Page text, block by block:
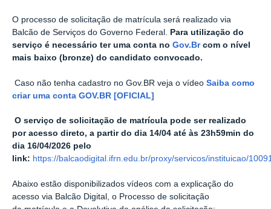
O processo de solicitação de matrícula será realizado via
Balcão de Serviços do Governo Federal. Para utilização do
serviço é necessário ter uma conta no Gov.Brcom o nível
mais baixo (bronze) do candidato convocado.
Caso não tenha cadastro no Gov.BR veja o vídeo Saiba como
criar uma conta GOV.BR [OFICIAL]
O serviço de solicitação de matrícula pode ser realizado
por acesso direto, a partir do dia 14/04 até às 23h59min do
dia 16/04/2026 pelo
link: https://balcaodigital.ifrn.edu.br/proxy/servicos/instituicao/
Abaixo estão disponibilizados vídeos com a explicação do
acesso via Balcão Digital, o Processo de solicitação